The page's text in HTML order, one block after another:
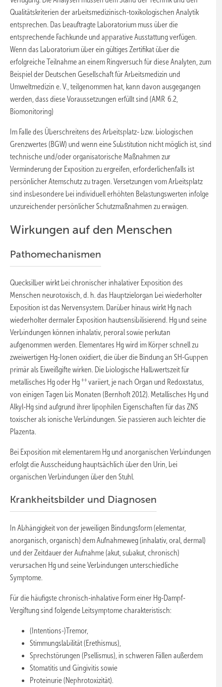
Qualitätskriterien der arbeitsmedizinisch-toxikologischen Analytik
entsprechen. Das beauftragte Laboratorium muss über die
entsprechende Fachkunde und apparative Ausstattung verfügen.
Wenn das Laboratorium über ein gültiges Zertifikat über die
erfolgreiche Teilnahme an einem Ringversuch für diese Analyten, zum
Beispiel der Deutschen Gesellschaft für Arbeitsmedizin und
Umweltmedizin e. V., teilgenommen hat, kann davon ausgegangen
werden, dass diese Voraussetzungen erfüllt sind (AMR 6.2,
Biomonitoring)
Im Falle des Überschreitens des Arbeitsplatz- bzw. biologischen
Grenzwertes (BGW) und wenn eine Substitution nicht möglich ist, sind
technische und/oder organisatorische Maßnahmen zur
Verminderung der Exposition zu ergreifen, erforderlichenfalls ist
persönlicher Atemschutz zu tragen. Versetzungen vom Arbeitsplatz
sind insbesondere bei individuell erhöhten Belastungswerten infolge
unzureichender persönlicher Schutzmaßnahmen zu erwägen.
Wirkungen auf den Menschen
Pathomechanismen
Quecksilber wirkt bei chronischer inhalativer Exposition des
Menschen neurotoxisch, d. h. das Hauptzielorgan bei wiederholter
Exposition ist das Nervensystem. Darüber hinaus wirkt Hg nach
wiederholter dermaler Exposition hautsensibilisierend. Hg und seine
Verbindungen können inhalativ, peroral sowie perkutan
aufgenommen werden. Elementares Hg wird im Körper schnell zu
zweiwertigen Hg-Ionen oxidiert, die über die Bindung an SH-Guppen
primär als Eiweißgifte wirken. Die biologische Halbwertszeit für
metallisches Hg oder Hg ++variiert, je nach Organ und Redoxstatus,
von einigen Tagen bis Monaten (Bernhoft 2012). Metallisches Hg und
Alkyl-Hg sind aufgrund ihrer lipophilen Eigenschaften für das ZNS
toxischer als ionische Verbindungen. Sie passieren auch leichter die
Plazenta.
Bei Exposition mit elementarem Hg und anorganischen Verbindungen
erfolgt die Ausscheidung hauptsächlich über den Urin, bei
organischen Verbindungen über den Stuhl.
Krankheitsbilder und Diagnosen
In Abhängigkeit von der jeweiligen Bindungsform (elementar,
anorganisch, organisch) dem Aufnahmeweg (inhalativ, oral, dermal)
und der Zeitdauer der Aufnahme (akut, subakut, chronisch)
verursachen Hg und seine Verbindungen unterschiedliche
Symptome.
Für die häufigste chronisch-inhalative Form einer Hg-Dampf-
Vergiftung sind folgende Leitsymptome charakteristisch:
(Intentions-)Tremor,
Stimmungslabilität (Erethismus),
Sprechstörungen (Psellismus), in schweren Fällen außerdem
Stomatitis und Gingivitis sowie
Proteinurie (Nephrotoxizität).